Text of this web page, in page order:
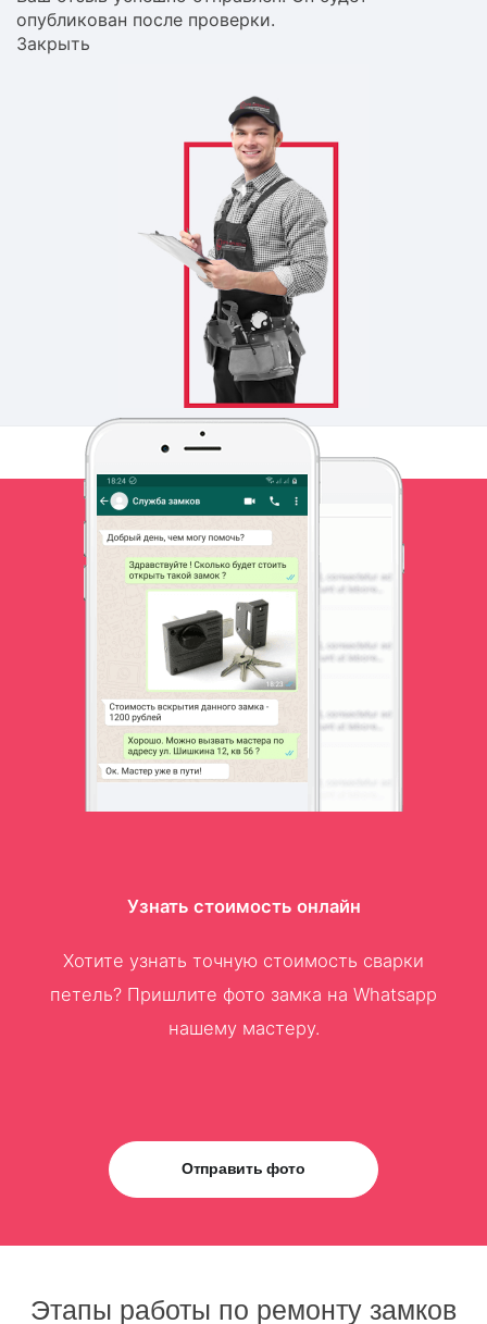
опубликован после проверки.
Закрыть
Узнать стоимость онлайн
Хотите узнать точную стоимость сварки
петель? Пришлите фото замка на Whatsapp
нашему мастеру.
Отправить фото
Этапы работы по ремонту замков